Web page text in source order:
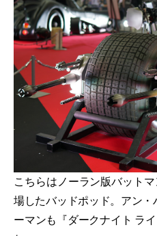
こちらはノーラン版バット
場したバッドポッド。アン
ーマンも『ダークナイト ラ